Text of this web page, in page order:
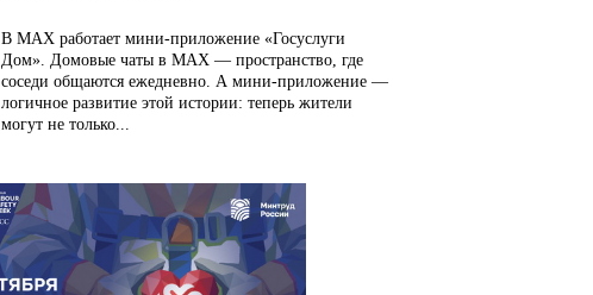
В MAX работает мини-приложение «Госуслуги
Дом». Домовые чаты в MAX — пространство, где
соседи общаются ежедневно. А мини-приложение —
логичное развитие этой истории: теперь жители
могут не только...